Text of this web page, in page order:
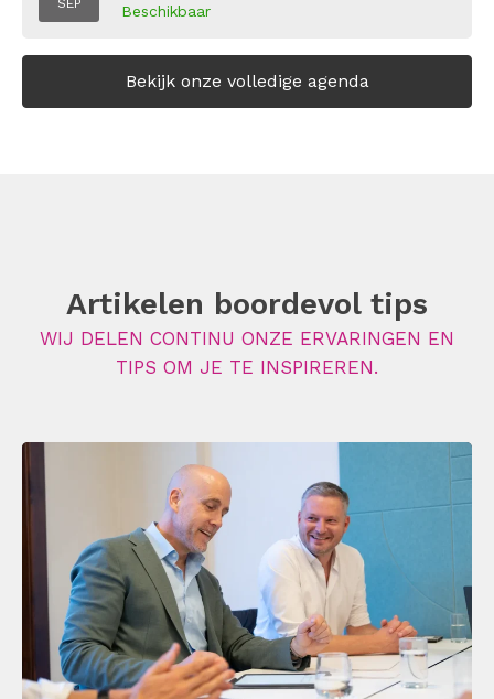
Beschikbaar
Bekijk onze volledige agenda
Artikelen boordevol tips
WIJ DELEN CONTINU ONZE ERVARINGEN EN
TIPS OM JE TE INSPIREREN.